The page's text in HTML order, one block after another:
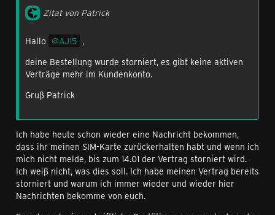
Zitat von Patrick
Hallo AJ15 ,
deine Bestellung wurde storniert, es gibt keine aktiven
Verträge mehr im Kundenkonto.
Gruß Patrick
Ich habe heute schon wieder eine Nachricht bekommen,
dass ihr meinen SIM-Karte zurückerhalten habt und wenn ich
mich nicht melde, bis zum 14.01 der Vertrag storniert wird.
Ich weiß nicht, was dies soll. Ich habe meinen Vertrag bereits
storniert und warum ich immer wieder und wieder hier
Nachrichten bekomme von euch.